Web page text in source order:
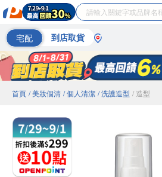
宅配 到店取貨
首頁 / 美妝個清 / 個人清潔 / 洗護造型 / 造型